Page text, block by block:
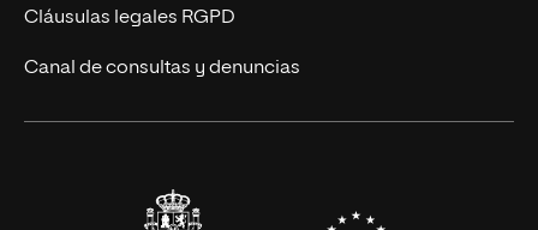
UNIR Revista
Eventos
Cláusulas legales RGPD
Canal de consultas y denuncias